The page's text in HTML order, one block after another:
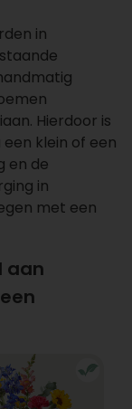
in
Hierdoor is
klein of een
en de
in
met een
aan